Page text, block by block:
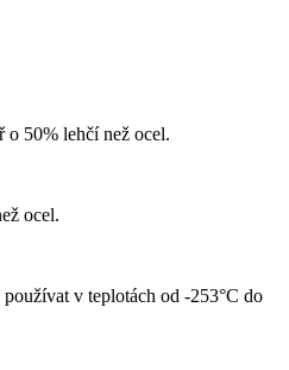
o 50% lehčí než ocel.
ocel.
v teplotách od -253°C do